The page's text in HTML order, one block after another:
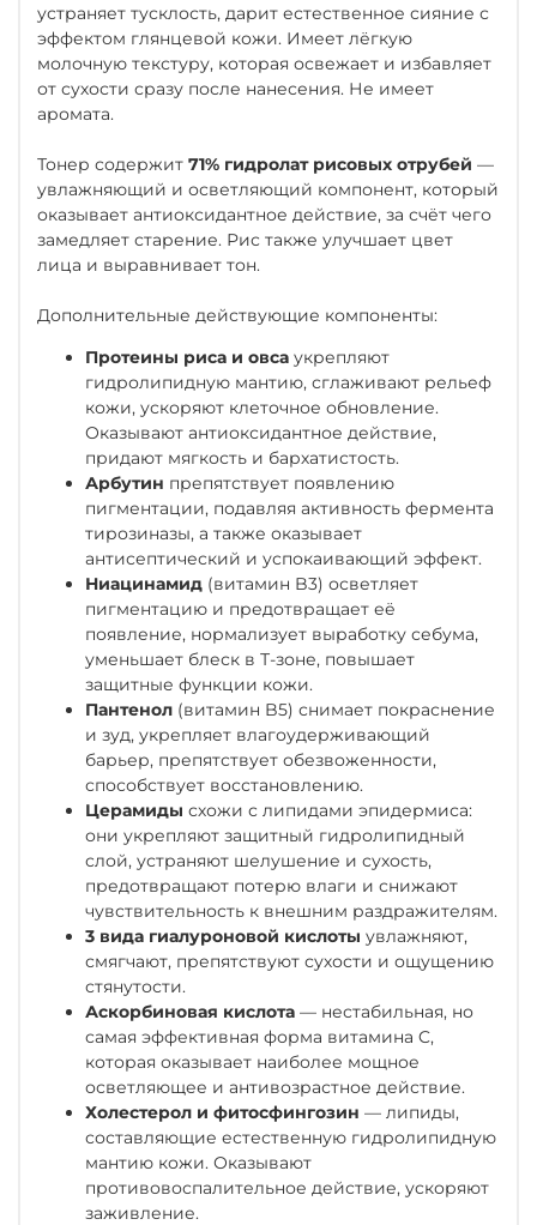
устраняет тусклость, дарит естественное сияние с
эффектом глянцевой кожи. Имеет лёгкую
молочную текстуру, которая освежает и избавляет
от сухости сразу после нанесения. Не имеет
аромата.
Тонер содержит 71% гидролат рисовых отрубей —
увлажняющий и осветляющий компонент, который
оказывает антиоксидантное действие, за счёт чего
замедляет старение. Рис также улучшает цвет
лица и выравнивает тон.
Дополнительные действующие компоненты:
Протеины риса и овса укрепляют
гидролипидную мантию, сглаживают рельеф
кожи, ускоряют клеточное обновление.
Оказывают антиоксидантное действие,
придают мягкость и бархатистость.
Арбутин препятствует появлению
пигментации, подавляя активность фермента
тирозиназы, а также оказывает
антисептический и успокаивающий эффект.
Ниацинамид (витамин B3) осветляет
пигментацию и предотвращает её
появление, нормализует выработку себума,
уменьшает блеск в Т-зоне, повышает
защитные функции кожи.
Пантенол (витамин B5) снимает покраснение
и зуд, укрепляет влагоудерживающий
барьер, препятствует обезвоженности,
способствует восстановлению.
Церамиды схожи с липидами эпидермиса:
они укрепляют защитный гидролипидный
слой, устраняют шелушение и сухость,
предотвращают потерю влаги и снижают
чувствительность к внешним раздражителям.
3 вида гиалуроновой кислоты увлажняют,
смягчают, препятствуют сухости и ощущению
стянутости.
Аскорбиновая кислота — нестабильная, но
самая эффективная форма витамина C,
которая оказывает наиболее мощное
осветляющее и антивозрастное действие.
Холестерол и фитосфингозин — липиды,
составляющие естественную гидролипидную
мантию кожи. Оказывают
противовоспалительное действие, ускоряют
заживление.